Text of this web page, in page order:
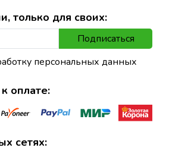
только для своих:
Подписаться
персональных данных
оплате:
сетях: